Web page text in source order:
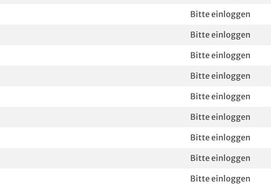
Bitte einloggen
Bitte einloggen
Bitte einloggen
Bitte einloggen
Bitte einloggen
Bitte einloggen
Bitte einloggen
Bitte einloggen
Bitte einloggen